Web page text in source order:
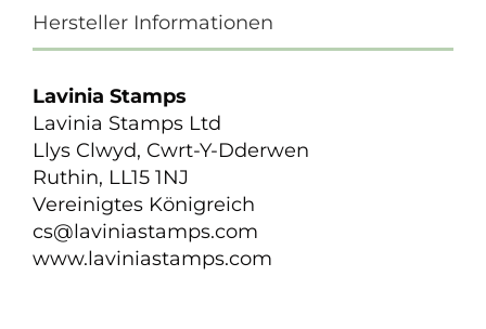
Hersteller Informationen
Lavinia Stamps
Lavinia Stamps Ltd
Llys Clwyd, Cwrt-Y-Dderwen
Ruthin, LL15 1NJ
Vereinigtes Königreich
cs@laviniastamps.com
www.laviniastamps.com